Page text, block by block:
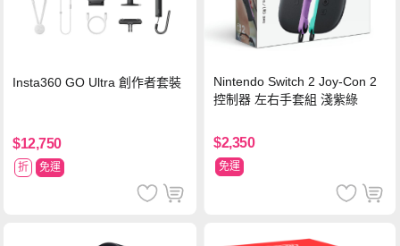
Insta360 GO Ultra 創作者套裝
$12,750
折 免運
Nintendo Switch 2 Joy-Con 2
控制器 左右手套組 淺紫綠
$2,350
免運